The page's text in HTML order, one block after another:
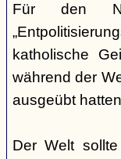
Für den
katholische
während der
ausgeübt
Der Welt